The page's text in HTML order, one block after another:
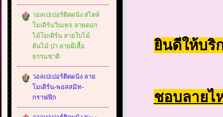
วอลเปเปอร์ติดผนัง สไตล์
โมเดิร์นวินเทจ ลายดอก
ไม้โมเดิร์น ลายใบไม้
ต้นไม้ ป่า ลายผีเสื้อ
ธรรมชาติ
วอลเปเปอร์ติดผนัง ลาย
โมเดิร์น-พอลสมิท-
กราฟฟิก
ยินดีให้บริ
ชอบลายไ